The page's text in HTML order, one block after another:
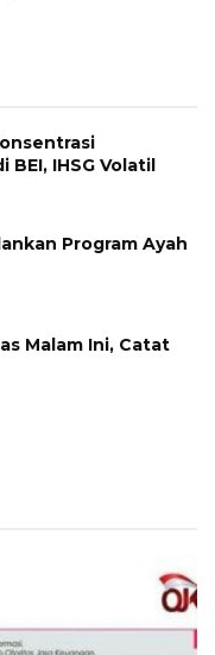
IHSG Volatil
Program Ayah
Malam Ini, Catat